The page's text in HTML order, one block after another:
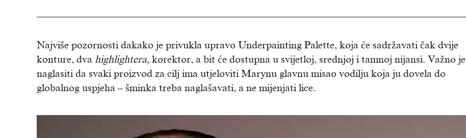
Najviše pozornosti dakako je privukla upravo Underpainting Palette, koja će sadržavati čak dvije
konture, dva highlightera, korektor, a bit će dostupna u svijetloj, srednjoj i tamnoj nijansi. Važno je
naglasiti da svaki proizvod za cilj ima utjeloviti Marynu glavnu misao vodilju koja ju dovela do
globalnog uspjeha – šminka treba naglašavati, a ne mijenjati lice.